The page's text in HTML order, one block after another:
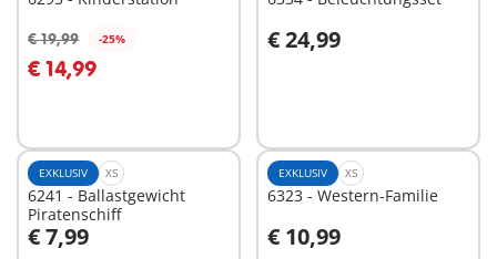
€ 19,99 -25%
€ 14,99
In den Warenkorb € 24,99
In den Warenkorb
EXKLUSIV XS
6241 - Ballastgewicht
Piratenschiff
€ 7,99
EXKLUSIV XS
6323 - Western-Familie
€ 10,99
In den Warenkorb